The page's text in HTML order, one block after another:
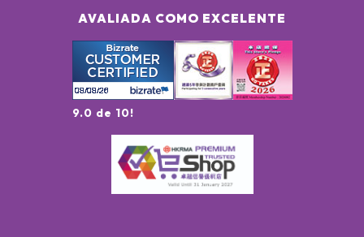
AVALIADA COMO EXCELENTE
9.0 de 10!